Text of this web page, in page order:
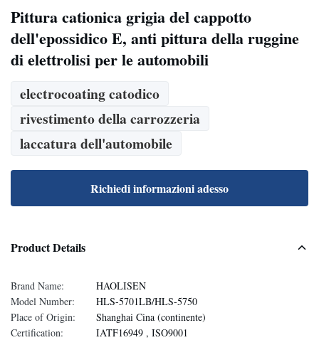
Pittura cationica grigia del cappotto
dell'epossidico E, anti pittura della ruggine
di elettrolisi per le automobili
electrocoating catodico
rivestimento della carrozzeria
laccatura dell'automobile
Richiedi informazioni adesso
Product Details
Brand Name:
HAOLISEN
Model Number:
HLS-5701LB/HLS-5750
Place of Origin:
Shanghai Cina (continente)
Certification:
IATF16949 , ISO9001